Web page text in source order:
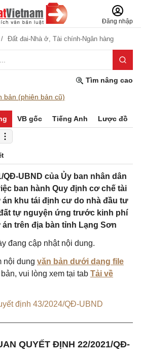
Đăng nhập
Đất đai-Nhà ở, Tài chính-Ngân hàng
Tìm nâng cao
bản (phiên bản cũ)
VB gốc Tiếng Anh Lược đồ
QĐ-UBND của Ủy ban nhân dân
ban hành Quy định cơ chế tài
khu tái định cư do nhà đầu tư
tự nguyện ứng trước kinh phí
trên địa bàn tỉnh Lạng Sơn
đang cập nhật nội dung.
nội dung văn bản dưới dạng file
vui lòng xem tại tab Tải về
định 43/2024/QĐ-UBND
QUYẾT ĐỊNH 22/2021/QĐ-